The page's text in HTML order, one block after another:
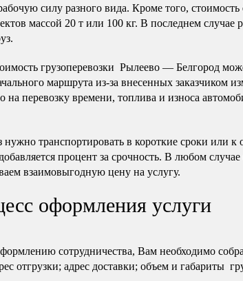
силу разного вида. Кроме того,
массой 20 т или 100 кг. В последнем случае
грузоперевозки Рылеево — Белгород
маршрута из-за внесенных заказчиком
на перевозку времени, топлива и износа
транспортировать в короткие сроки или к
процент за срочность. В любом
взаимовыгодную цену на услугу.
оформления услуги
сотрудничества, Вам необходимо
отгрузки; адрес доставки; объем и габариты